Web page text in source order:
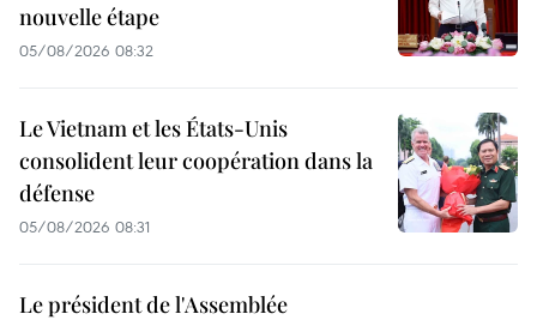
nouvelle étape
05/08/2026 08:32
Le Vietnam et les États-Unis
consolident leur coopération dans la
défense
05/08/2026 08:31
Le président de l'Assemblée